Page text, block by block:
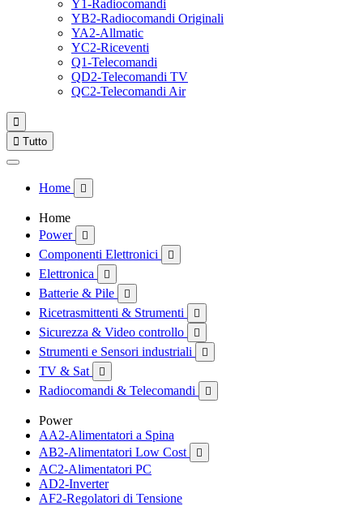
Y1-Radiocomandi
YB2-Radiocomandi Originali
YA2-Allmatic
YC2-Riceventi
Q1-Telecomandi
QD2-Telecomandi TV
QC2-Telecomandi Air

 Tutto
Home 
Home
Power

Componenti Elettronici 
Elettronica 
Batterie & Pile 
Ricetrasmittenti & Strumenti 
Sicurezza & Video controllo 
Strumenti e Sensori industriali 
TV & Sat 
Radiocomandi & Telecomandi 
Power
AA2-Alimentatori a Spina
AB2-Alimentatori Low Cost

AC2-Alimentatori PC
AD2-Inverter
AF2-Regolatori di Tensione